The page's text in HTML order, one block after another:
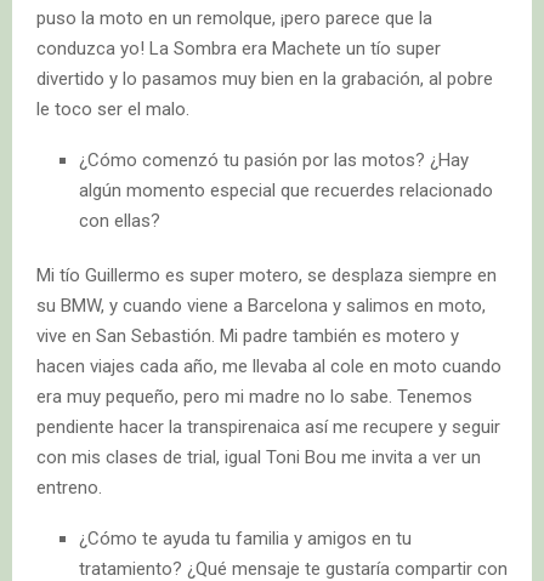
puso la moto en un remolque, ¡pero parece que la
conduzca yo! La Sombra era Machete un tío super
divertido y lo pasamos muy bien en la grabación, al pobre
le toco ser el malo.
¿Cómo comenzó tu pasión por las motos? ¿Hay
algún momento especial que recuerdes relacionado
con ellas?
Mi tío Guillermo es super motero, se desplaza siempre en
su BMW, y cuando viene a Barcelona y salimos en moto,
vive en San Sebastión. Mi padre también es motero y
hacen viajes cada año, me llevaba al cole en moto cuando
era muy pequeño, pero mi madre no lo sabe. Tenemos
pendiente hacer la transpirenaica así me recupere y seguir
con mis clases de trial, igual Toni Bou me invita a ver un
entreno.
¿Cómo te ayuda tu familia y amigos en tu
tratamiento? ¿Qué mensaje te gustaría compartir con